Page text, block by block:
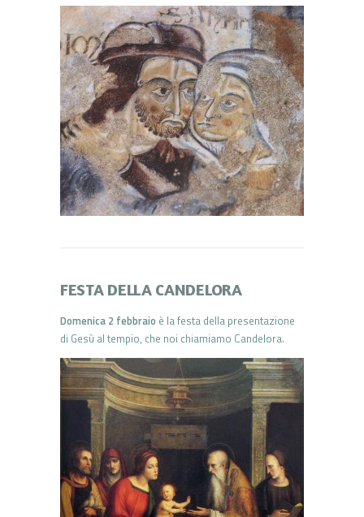
FESTA DELLA CANDELORA
Domenica 2 febbraio è la festa della presentazione
di Gesù al tempio, che noi chiamiamo Candelora.